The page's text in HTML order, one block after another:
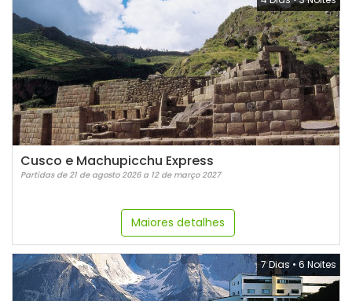
Cusco e Machupicchu Express
Partidas de 21 de agosto 2026 a 12 de março 2027
Maiores detalhes
7 Dias • 6 Noites